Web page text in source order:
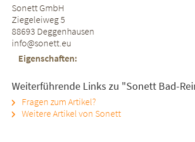
Sonett GmbH
Ziegeleiweg 5
88693 Deggenhausen
info@sonett.eu
Eigenschaften:
Weiterführende Links zu "Sonett Bad-
Fragen zum Artikel?
Weitere Artikel von Sonett